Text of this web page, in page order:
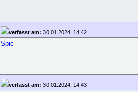
verfasst am: 30.01.2024, 14:42
Spic
verfasst am: 30.01.2024, 14:43